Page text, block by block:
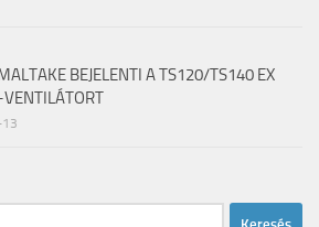
BEJELENTI A TS120/TS140 EX
VENTILÁTORT